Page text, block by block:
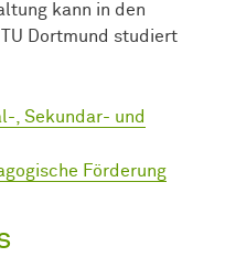
kann in den
Dortmund studiert
, Sekundar- und
Förderung